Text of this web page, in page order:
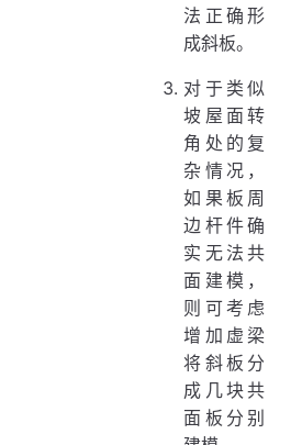
法正确形
成斜板。
对于类似
坡屋面转
角处的复
杂情况，
如果板周
边杆件确
实无法共
面建模，
则可考虑
增加虚梁
将斜板分
成几块共
面板分别